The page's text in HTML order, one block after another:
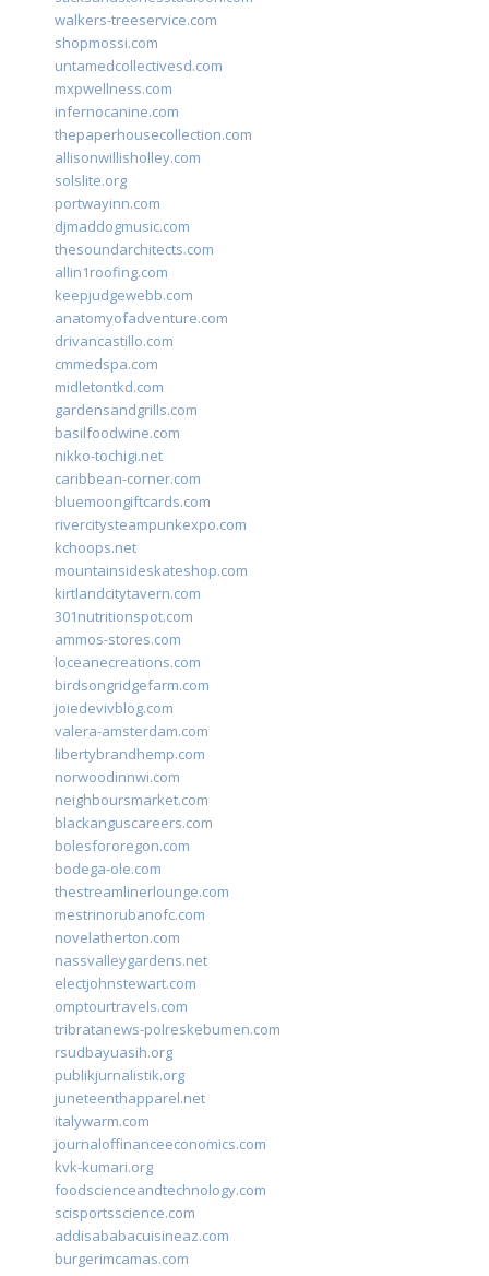
walkers-treeservice.com
shopmossi.com
untamedcollectivesd.com
mxpwellness.com
infernocanine.com
thepaperhousecollection.com
allisonwillisholley.com
solslite.org
portwayinn.com
djmaddogmusic.com
thesoundarchitects.com
allin1roofing.com
keepjudgewebb.com
anatomyofadventure.com
drivancastillo.com
cmmedspa.com
midletontkd.com
gardensandgrills.com
basilfoodwine.com
nikko-tochigi.net
caribbean-corner.com
bluemoongiftcards.com
rivercitysteampunkexpo.com
kchoops.net
mountainsideskateshop.com
kirtlandcitytavern.com
301nutritionspot.com
ammos-stores.com
loceanecreations.com
birdsongridgefarm.com
joiedevivblog.com
valera-amsterdam.com
libertybrandhemp.com
norwoodinnwi.com
neighboursmarket.com
blackanguscareers.com
bolesfororegon.com
bodega-ole.com
thestreamlinerlounge.com
mestrinorubanofc.com
novelatherton.com
nassvalleygardens.net
electjohnstewart.com
omptourtravels.com
tribratanews-polreskebumen.com
rsudbayuasih.org
publikjurnalistik.org
juneteenthapparel.net
italywarm.com
journaloffinanceeconomics.com
kvk-kumari.org
foodscienceandtechnology.com
scisportsscience.com
addisababacuisineaz.com
burgerimcamas.com